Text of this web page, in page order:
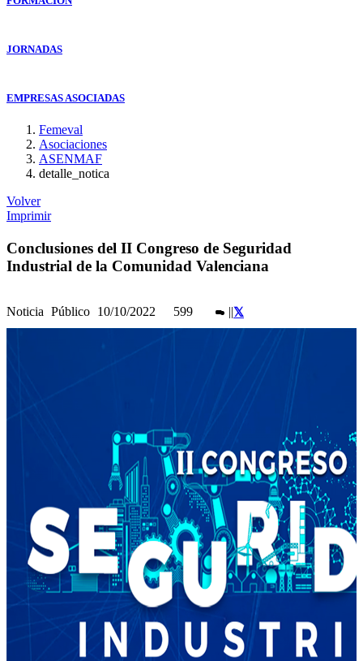
JORNADAS
EMPRESAS ASOCIADAS
Femeval
Asociaciones
ASENMAF
detalle_notica
Volver
Imprimir
Conclusiones del II Congreso de Seguridad
Industrial de la Comunidad Valenciana
Noticia Público 10/10/2022 599